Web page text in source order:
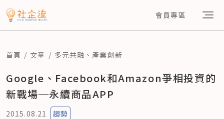
會員專區
首頁 文章 多元共融 、 產業創新
Google、Facebook和Amazon爭相投資的
新戰場─永續商品APP
2015.08.21 趨勢